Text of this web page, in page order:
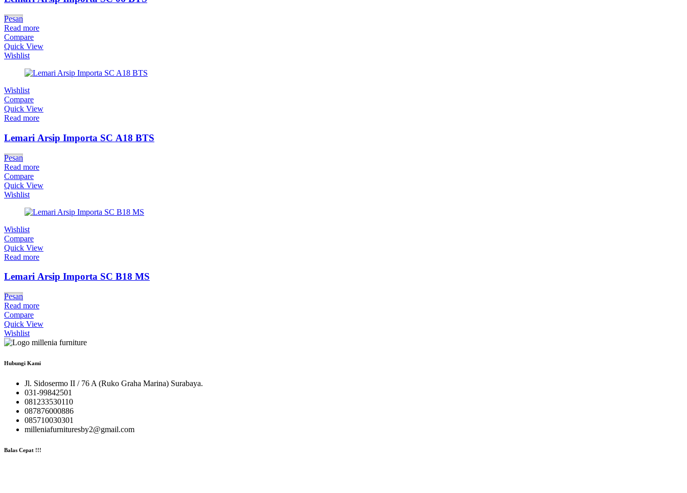
Pesan
Read more
Compare
Quick View
Wishlist
Wishlist
Compare
Quick View
Read more
Lemari Arsip Importa SC A18 BTS
Pesan
Read more
Compare
Quick View
Wishlist
Wishlist
Compare
Quick View
Read more
Lemari Arsip Importa SC B18 MS
Pesan
Read more
Compare
Quick View
Wishlist
Hubungi Kami
Jl. Sidosermo II / 76 A (Ruko Graha Marina) Surabaya.
031-99842501
081233530110
087876000886
085710030301
milleniafurnituresby2@gmail.com
Balas Cepat !!!